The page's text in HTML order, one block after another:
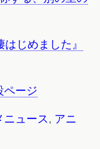
じめました』
ページ
ュース, アニ